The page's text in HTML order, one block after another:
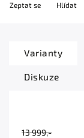
Zeptat se Hlídat
Varianty
Diskuze
13 999,-